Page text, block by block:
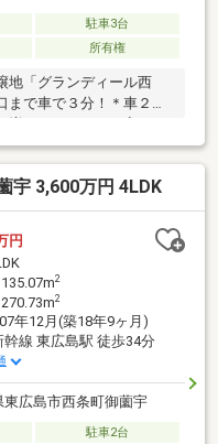
駐車3台
所有権
地「グランディール西
で車で３分！＊車２台
大型遊具の設置や、ドッ
と家事楽な間取り♪＊玄関
ンへつながるウォークイ
１９帖のＬＤＫには、使
宇 3,600万円 4LDK
円
2
2
年12月(築18年9ヶ月)
幹線 東広島駅 徒歩34分
東広島市西条町御薗宇
駐車2台